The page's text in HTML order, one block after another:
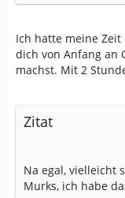
Ich hatte meine
dich von Anfang an
machst. Mit 2
Zitat
Na egal, vielleicht
Murks, ich habe